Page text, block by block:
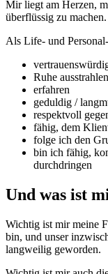
Mir liegt am Herzen,
überflüssig zu machen.
Als Life- und
Ruhe
erfahren
geduldig /
respektvoll
fähig, dem
folge ich den
bin ich fähig,
durchdringen
Und was ist
Wichtig ist mir meine
bin, und unser
langweilig geworden.